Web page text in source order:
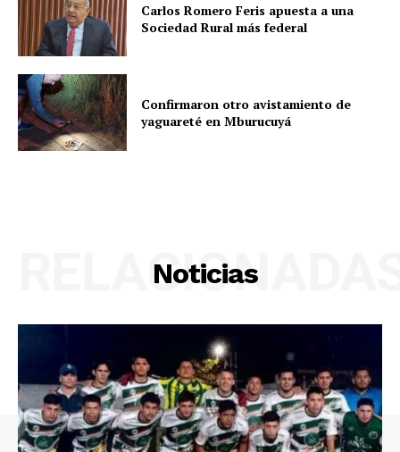
Carlos Romero Feris apuesta a una
Sociedad Rural más federal
Confirmaron otro avistamiento de
yaguareté en Mburucuyá
Noticias